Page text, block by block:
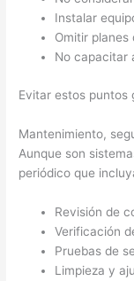
Instalar
Omitir
No capacitar
Evitar estos puntos
Mantenimiento,
Aunque son
periódico que
Revisión de
Verificación
Pruebas de
Limpieza y